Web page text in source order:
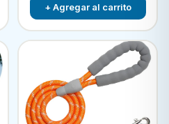
+ Agregar al carrito